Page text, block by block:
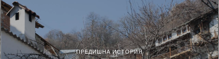
ПРЕДИШНА ИСТОРИЯ